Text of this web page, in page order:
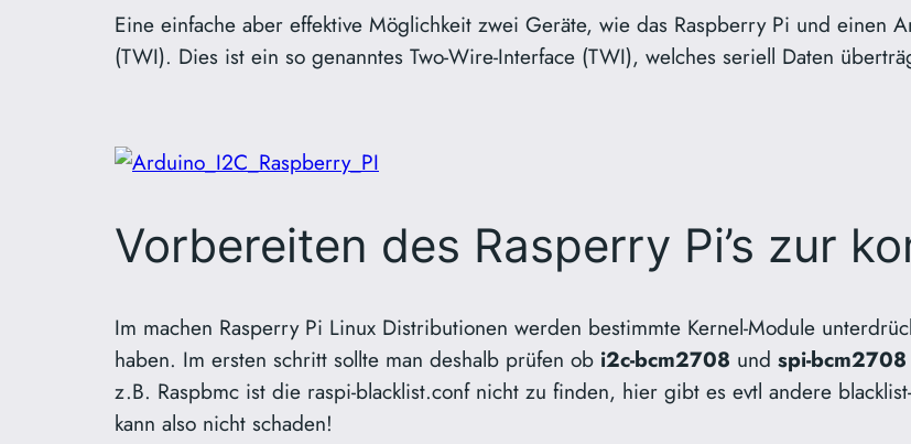
Eine einfache aber effektive Möglichkeit zwei Geräte, wie das Raspberry Pi und einen
(TWI). Dies ist ein so genanntes Two-Wire-Interface (TWI), welches seriell Daten
Vorbereiten des Rasperry Pi’s zur
Im machen Rasperry Pi Linux Distributionen werden bestimmte Kernel-Module
haben. Im ersten schritt sollte man deshalb prüfen ob i2c-bcm2708 und spi-bcm2708
z.B. Raspbmc ist die raspi-blacklist.conf nicht zu finden, hier gibt es evtl andere
kann also nicht schaden!